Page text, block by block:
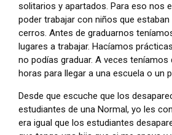
solitarios y apartados. Para eso nos
poder trabajar con niños que
cerros. Antes de graduarnos
lugares a trabajar. Hacíamos
no podías graduar. A veces teníamos
horas para llegar a una escuela o un
Desde que escuche que los
estudiantes de una Normal, yo les
era igual que los estudiantes